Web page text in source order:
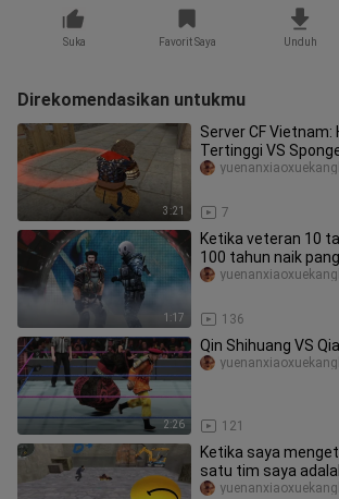
Suka Favorit Saya Unduh
Direkomendasikan untukmu
3:21
Server CF Vietnam:
Tertinggi VS
7
1:17
Ketika veteran 10
100 tahun naik
yang sama
136
2:26
Qin Shihuang VS
121
Ketika saya
satu tim saya
tahu bahwa saya